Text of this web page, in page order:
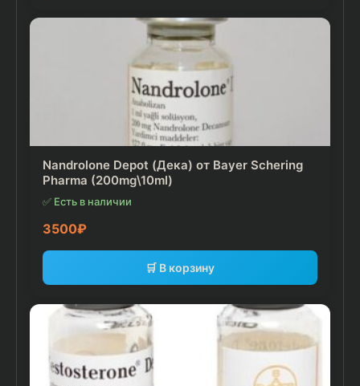
Nandrolone Depot (Дека) от Bayer Schering
Pharma (200mg\10ml)
✅ Есть в наличии
3500₽
🛒 В корзину